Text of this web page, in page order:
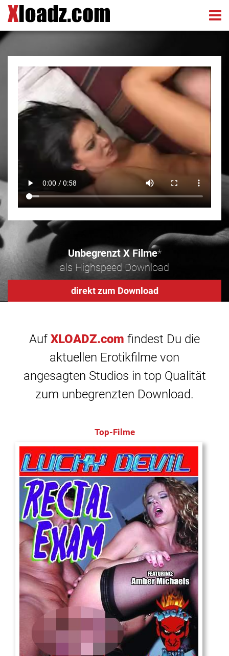
Unbegrenzt X Filme*
als Highspeed Download
direkt zum Download
Auf XLOADZ.com findest Du die
aktuellen Erotikfilme von
angesagten Studios in top Qualität
zum unbegrenzten Download.
Top-Filme